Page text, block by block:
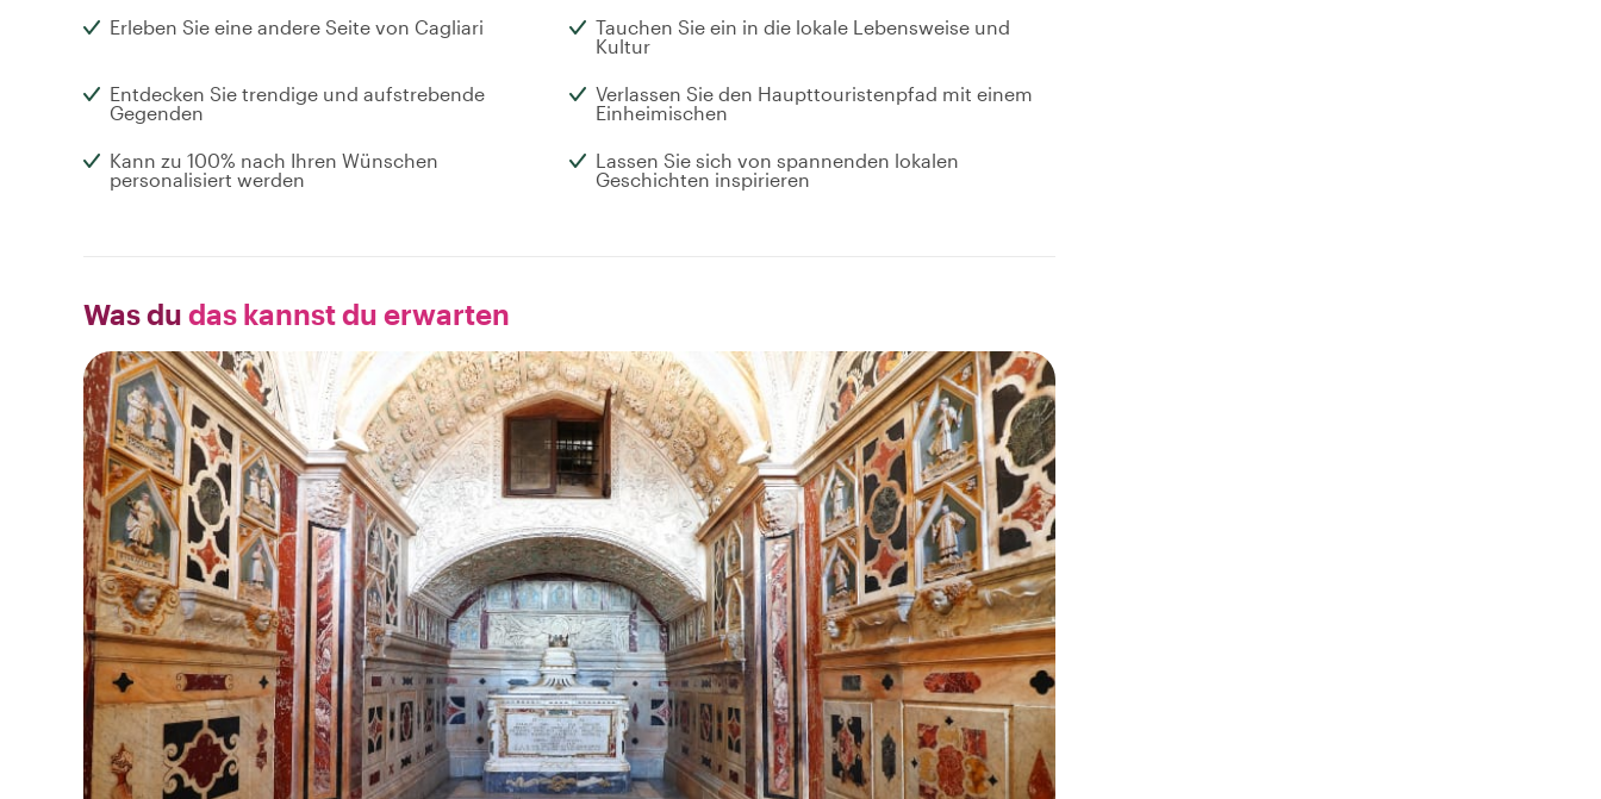
Erleben Sie eine andere Seite von Cagliari
Tauchen Sie ein in die lokale Lebensweise und
Kultur
Entdecken Sie trendige und aufstrebende
Gegenden
Verlassen Sie den Haupttouristenpfad mit einem
Einheimischen
Kann zu 100% nach Ihren Wünschen
personalisiert werden
Lassen Sie sich von spannenden lokalen
Geschichten inspirieren
Was du das kannst du erwarten